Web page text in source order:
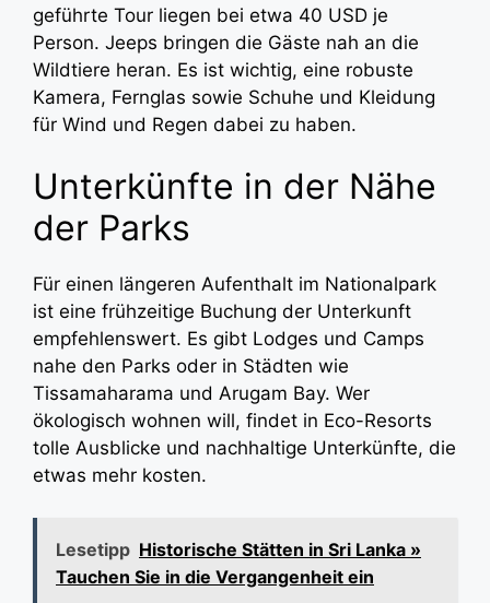
geführte Tour liegen bei etwa 40 USD je
Person. Jeeps bringen die Gäste nah an die
Wildtiere heran. Es ist wichtig, eine robuste
Kamera, Fernglas sowie Schuhe und Kleidung
für Wind und Regen dabei zu haben.
Unterkünfte in der Nähe
der Parks
Für einen längeren Aufenthalt im Nationalpark
ist eine frühzeitige Buchung der Unterkunft
empfehlenswert. Es gibt Lodges und Camps
nahe den Parks oder in Städten wie
Tissamaharama und Arugam Bay. Wer
ökologisch wohnen will, findet in Eco-Resorts
tolle Ausblicke und nachhaltige Unterkünfte, die
etwas mehr kosten.
Lesetipp Historische Stätten in Sri Lanka »
Tauchen Sie in die Vergangenheit ein